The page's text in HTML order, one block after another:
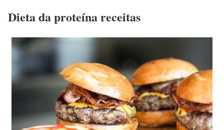
Dieta da proteína receitas